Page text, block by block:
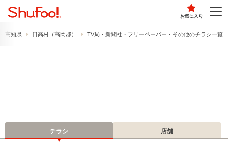
お気に入り
高知県 日高村（高岡郡） TV局・新聞社・フリーペーパー・その他のチラシ一覧
チラシ 店舗